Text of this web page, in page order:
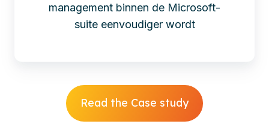
management binnen de Microsoft-
suite eenvoudiger wordt
Read the Case study